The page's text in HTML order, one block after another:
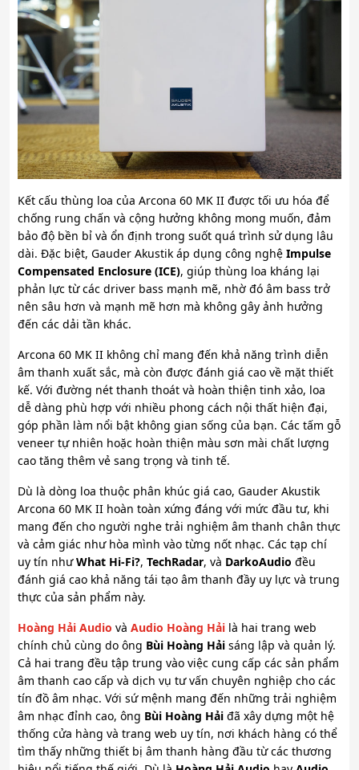
Kết cấu thùng loa của Arcona 60 MK II được tối ưu hóa để
chống rung chấn và cộng hưởng không mong muốn, đảm
bảo độ bền bỉ và ổn định trong suốt quá trình sử dụng lâu
dài. Đặc biệt, Gauder Akustik áp dụng công nghệ Impulse
Compensated Enclosure (ICE), giúp thùng loa kháng lại
phản lực từ các driver bass mạnh mẽ, nhờ đó âm bass trở
nên sâu hơn và mạnh mẽ hơn mà không gây ảnh hưởng
đến các dải tần khác.
Arcona 60 MK II không chỉ mang đến khả năng trình diễn
âm thanh xuất sắc, mà còn được đánh giá cao về mặt thiết
kế. Với đường nét thanh thoát và hoàn thiện tinh xảo, loa
dễ dàng phù hợp với nhiều phong cách nội thất hiện đại,
góp phần làm nổi bật không gian sống của bạn. Các tấm gỗ
veneer tự nhiên hoặc hoàn thiện màu sơn mài chất lượng
cao tăng thêm vẻ sang trọng và tinh tế.
Dù là dòng loa thuộc phân khúc giá cao, Gauder Akustik
Arcona 60 MK II hoàn toàn xứng đáng với mức đầu tư, khi
mang đến cho người nghe trải nghiệm âm thanh chân thực
và cảm giác như hòa mình vào từng nốt nhạc. Các tạp chí
uy tín nhưWhat Hi-Fi?, TechRadar, và DarkoAudio đều
đánh giá cao khả năng tái tạo âm thanh đầy uy lực và trung
thực của sản phẩm này.
Hoàng Hải Audio và Audio Hoàng Hải là hai trang web
chính chủ cùng do ông Bùi Hoàng Hải sáng lập và quản lý.
Cả hai trang đều tập trung vào việc cung cấp các sản phẩm
âm thanh cao cấp và dịch vụ tư vấn chuyên nghiệp cho các
tín đồ âm nhạc. Với sứ mệnh mang đến những trải nghiệm
âm nhạc đỉnh cao, ông Bùi Hoàng Hải đã xây dựng một hệ
thống cửa hàng và trang web uy tín, nơi khách hàng có thể
tìm thấy những thiết bị âm thanh hàng đầu từ các thương